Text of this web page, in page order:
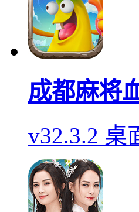
成都麻将
v32.3.2 桌